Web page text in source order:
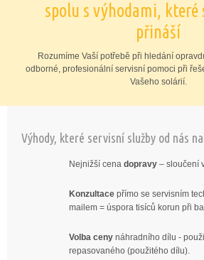
spolu s výhodami, které
přináší
Rozumíme Vaší potřebě při hledání
odborné, profesionální servisní pomoci při
Vašeho solárií.
Výhody, které servisní služby od nás
Nejnižší cena dopravy – sloučení
Konzultace přímo se servisním
mailem = úspora tisíců korun při
Volba ceny náhradního dílu -
repasovaného (použitého dílu).